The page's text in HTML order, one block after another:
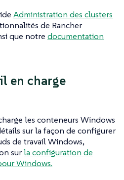
Administration des clusters
de Rancher
que notre documentation
en charge
les conteneurs Windows
sur la façon de configurer
de travail Windows,
surla configuration de
Windows.